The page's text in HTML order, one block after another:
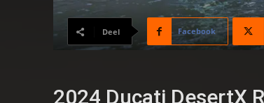
Deel Facebook
2024 Ducati DesertX